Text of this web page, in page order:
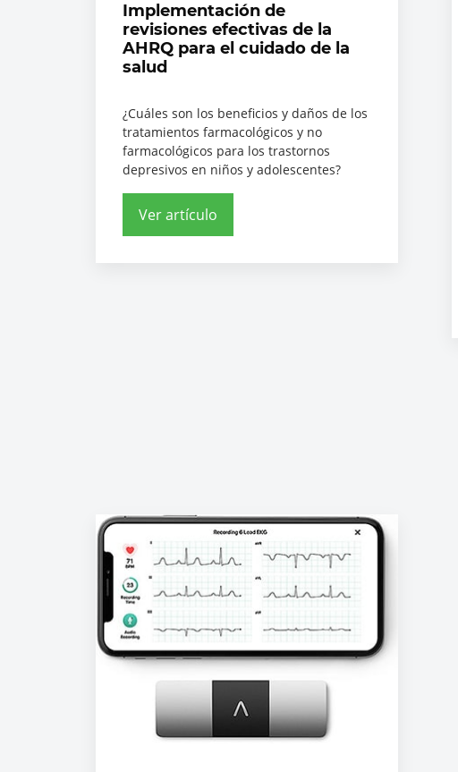
Implementación de
revisiones efectivas de la
AHRQ para el cuidado de la
salud
¿Cuáles son los beneficios y daños de los
tratamientos farmacológicos y no
farmacológicos para los trastornos
depresivos en niños y adolescentes?
Ver artículo